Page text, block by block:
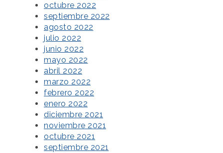
octubre 2022
septiembre 2022
agosto 2022
julio 2022
junio 2022
mayo 2022
abril 2022
marzo 2022
febrero 2022
enero 2022
diciembre 2021
noviembre 2021
octubre 2021
septiembre 2021